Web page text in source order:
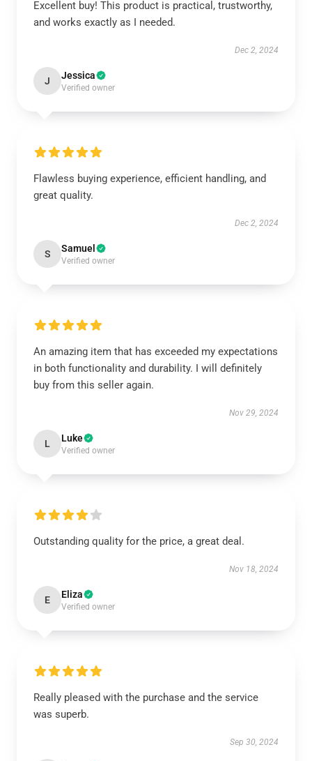
Excellent buy! This product is practical, trustworthy,
and works exactly as I needed.
Dec 2, 2024
J Jessica
Verified owner
Flawless buying experience, efficient handling, and
great quality.
Dec 2, 2024
S Samuel
Verified owner
An amazing item that has exceeded my expectations
in both functionality and durability. I will definitely
buy from this seller again.
Nov 29, 2024
L Luke
Verified owner
Outstanding quality for the price, a great deal.
Nov 18, 2024
E Eliza
Verified owner
Really pleased with the purchase and the service
was superb.
Sep 30, 2024